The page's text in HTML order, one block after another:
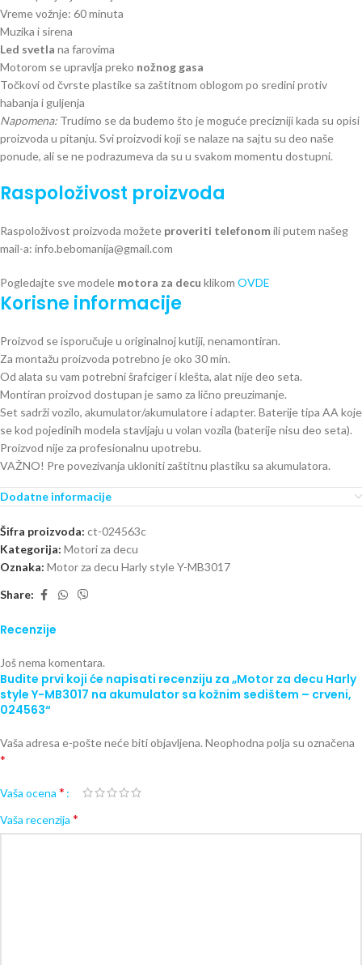
Vreme vožnje: 60 minuta
Muzika i sirena
Led svetla na farovima
Motorom se upravlja preko nožnog gasa
Točkovi od čvrste plastike sa zaštitnom oblogom po sredini protiv
habanja i guljenja
Napomena: Trudimo se da budemo što je moguće precizniji kada su opisi
proizvoda u pitanju. Svi proizvodi koji se nalaze na sajtu su deo naše
ponude, ali se ne podrazumeva da su u svakom momentu dostupni.
Raspoloživost proizvoda
Raspoloživost proizvoda možete proveriti telefonomili putem našeg
mail-a: info.bebomanija@gmail.com
Pogledajte sve modele motora za decu klikom OVDE
Korisne informacije
Proizvod se isporučuje u originalnoj kutiji, nenamontiran.
Za montažu proizvoda potrebno je oko 30 min.
Od alata su vam potrebni šrafciger i klešta, alat nije deo seta.
Montiran proizvod dostupan je samo za lično preuzimanje.
Set sadrži vozilo, akumulator/akumulatore i adapter. Baterije tipa AA koje
se kod pojedinih modela stavljaju u volan vozila (baterije nisu deo seta).
Proizvod nije za profesionalnu upotrebu.
VAŽNO! Pre povezivanja ukloniti zaštitnu plastiku sa akumulatora.
Dodatne informacije
Šifra proizvoda: ct-024563c
Kategorija: Motori za decu
Oznaka: Motor za decu Harly style Y-MB3017
Share:
Recenzije
Još nema komentara.
Budite prvi koji će napisati recenziju za „Motor za decu Harly
style Y-MB3017 na akumulator sa kožnim sedištem – crveni,
024563“
Vaša adresa e-pošte neće biti objavljena. Neophodna polja su označena
*
Vaša ocena *
Vaša recenzija *